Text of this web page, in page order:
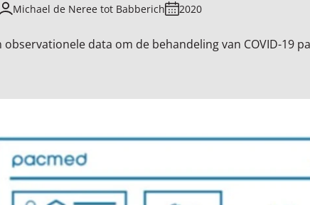
Michael de Neree tot Babberich 2020
observationele data om de behandeling van COVID-19